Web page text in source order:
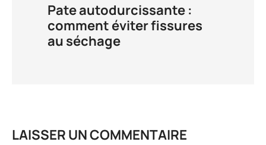
Pate autodurcissante :
comment éviter fissures
au séchage
LAISSER UN COMMENTAIRE